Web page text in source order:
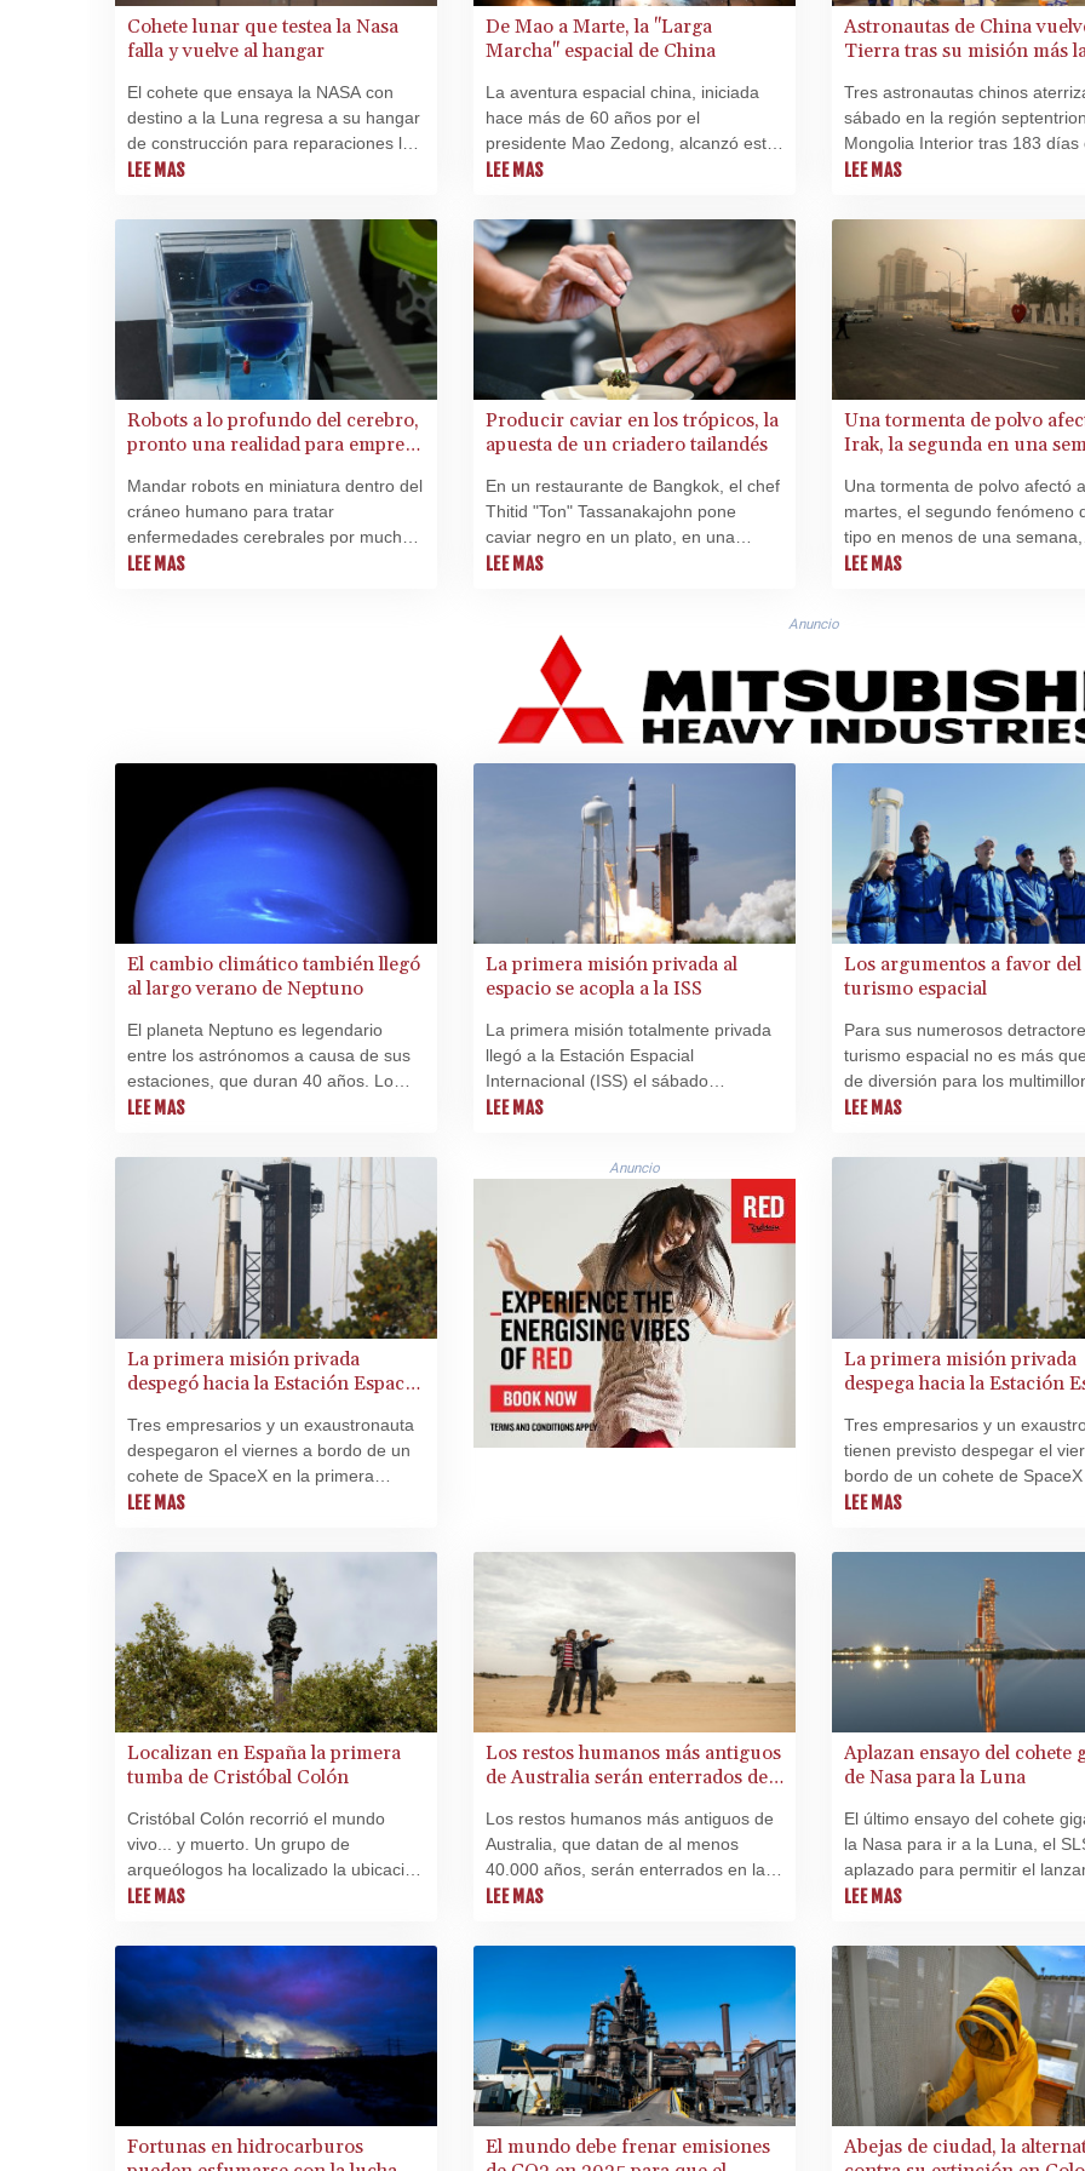
Cohete lunar que testea la Nasa
falla y vuelve al hangar
El cohete que ensaya la NASA con
destino a la Luna regresa a su hangar
de construcción para reparaciones la
próxima semana, aplazando la fecha
misión no tripulada para finales del
verano boreal.
LEE MAS
De Mao a Marte, la "Larga
Marcha" espacial de China
La aventura espacial china, iniciada
hace más de 60 años por el
presidente Mao Zedong, alcanzó este
sábado un nuevo hito con el regreso a
culminaron la misión tripulada más
larga del país hasta ahora.
LEE MAS
Astronautas de China
Tierra tras su misión más
Tres astronautas chinos
sábado en la región
Mongolia Interior tras 183 días
espacio, culminando la misión
indicaron los medios estatales.
LEE MAS
Robots a lo profundo del cerebro,
pronto una realidad para empresa
Mandar robots en miniatura dentro del
cráneo humano para tratar
enfermedades cerebrales por mucho
tiempo fue cosa de ciencia ficción,
LEE MAS
Producir caviar en los trópicos, la
apuesta de un criadero tailandés
En un restaurante de Bangkok, el chef
Thitid "Ton" Tassanakajohn pone
caviar negro en un plato, en una
reinterpretación de una tradicional
LEE MAS
Una tormenta de polvo
Irak, la segunda en una
Una tormenta de polvo afectó
martes, el segundo fenómeno
tipo en menos de una semana,
causando hospitalizaciones por
LEE MAS
Anuncio
El cambio climático también llegó
al largo verano de Neptuno
El planeta Neptuno es legendario
entre los astrónomos a causa de sus
estaciones, que duran 40 años. Lo
que no esperaban los científicos es
enfriamiento.
LEE MAS
La primera misión privada al
espacio se acopla a la ISS
La primera misión totalmente privada
llegó a la Estación Espacial
Internacional (ISS) el sábado
temprano con una tripulación de
LEE MAS
Los argumentos a favor del
turismo espacial
Para sus numerosos
turismo espacial no es más
de diversión para los
del planeta que solo empeoran
LEE MAS
La primera misión privada
despegó hacia la Estación Espacial
Tres empresarios y un exaustronauta
despegaron el viernes a bordo de un
cohete de SpaceX en la primera
misión completamente privada hacia
(ISS), donde permanecerán más de
LEE MAS
Anuncio
La primera misión privada
despega hacia la Estación
Tres empresarios y un
tienen previsto despegar el
bordo de un cohete de
primera misión completamente
Internacional (ISS), donde
permanecerán más de una
LEE MAS
Localizan en España la primera
tumba de Cristóbal Colón
Cristóbal Colón recorrió el mundo
vivo... y muerto. Un grupo de
arqueólogos ha localizado la ubicación
de la primera tumba del célebre
restos reposaron durante tres años
antes de partir a Sevilla, Santo
Domingo y Cuba, hasta regresar
finalmente a Sevilla.
LEE MAS
Los restos humanos más antiguos
de Australia serán enterrados de
Los restos humanos más antiguos de
Australia, que datan de al menos
40.000 años, serán enterrados en las
orillas del lago Mungo, donde fueron
el miércoles el gobierno australiano.
LEE MAS
Aplazan ensayo del cohete
de Nasa para la Luna
El último ensayo del cohete
la Nasa para ir a la Luna, el
aplazado para permitir el
de un cohete de SpaceX, según
estadounidense.
LEE MAS
Fortunas en hidrocarburos
El mundo debe frenar emisiones
Abejas de ciudad, la